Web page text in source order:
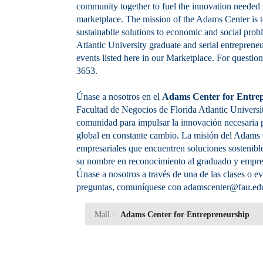
community together to fuel the innovation
marketplace. The mission of the Adams Center is
sustainablle solutions to economic and social
Atlantic University graduate and serial
events listed here in our Marketplace. For
3653.
Únase a nosotros en el Adams Center for
Facultad de Negocios de Florida Atlantic
comunidad para impulsar la innovación necesaria
global en constante cambio. La misión del
empresariales que encuentren soluciones
su nombre en reconocimiento al graduado y
Únase a nosotros a través de una de las clases o
preguntas, comuníquese con
Adams
Center
Mall Adams Center for Entrepreneurship